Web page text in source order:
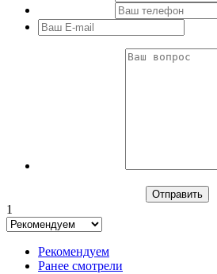
1
Рекомендуем
Ранее смотрели